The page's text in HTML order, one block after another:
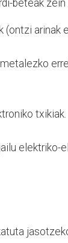
beteak zein
arinak
txikiak.
elektriko-